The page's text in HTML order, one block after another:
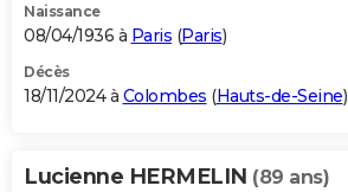
Naissance
08/04/1936 à Paris (Paris)
Décès
18/11/2024 à Colombes (Hauts-de-Seine)
Lucienne HERMELIN (89 ans)